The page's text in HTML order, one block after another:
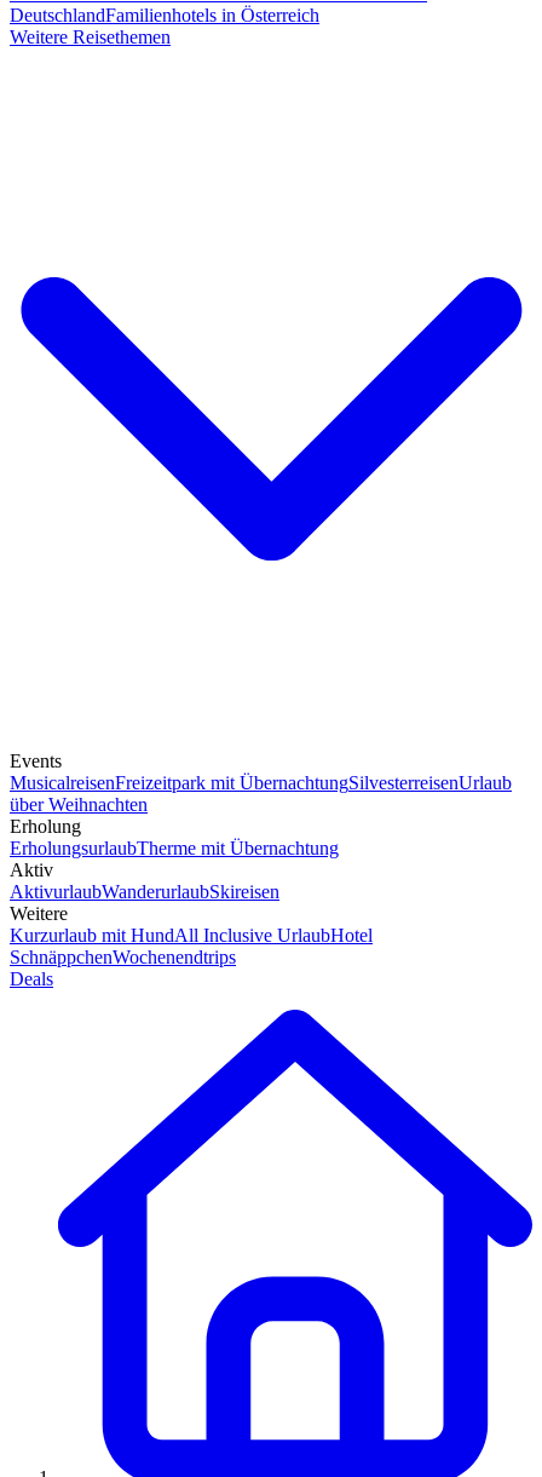
DeutschlandFamilienhotels in Österreich
Weitere Reisethemen
Events
MusicalreisenFreizeitpark mit ÜbernachtungSilvesterreisenUrlaub
über Weihnachten
Erholung
ErholungsurlaubTherme mit Übernachtung
Aktiv
AktivurlaubWanderurlaubSkireisen
Weitere
Kurzurlaub mit HundAll Inclusive UrlaubHotel
SchnäppchenWochenendtrips
Deals